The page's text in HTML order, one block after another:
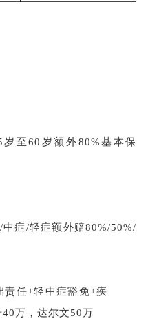
至60岁额外80%基本保
症/轻症额外赔80%/50%/
责任+轻中症豁免+疾
万，达尔文50万